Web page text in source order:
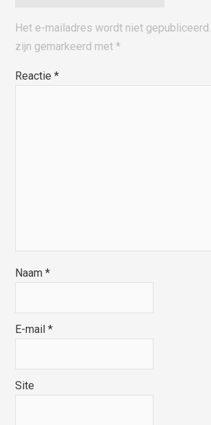
Het e-mailadres wordt niet gepubliceerd.
zijn gemarkeerd met*
Reactie*
Naam*
E-mail*
Site